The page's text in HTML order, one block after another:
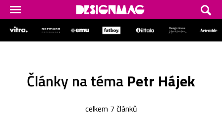
Články na témaPetr Hájek
celkem 7 článků